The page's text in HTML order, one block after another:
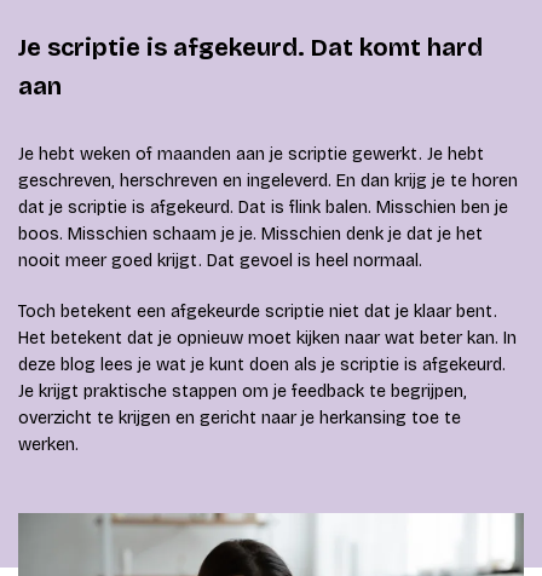
Je scriptie is afgekeurd. Dat komt hard
aan
Je hebt weken of maanden aan je scriptie gewerkt. Je hebt
geschreven, herschreven en ingeleverd. En dan krijg je te horen
dat je scriptie is afgekeurd. Dat is flink balen. Misschien ben je
boos. Misschien schaam je je. Misschien denk je dat je het
nooit meer goed krijgt. Dat gevoel is heel normaal.
Toch betekent een afgekeurde scriptie niet dat je klaar bent.
Het betekent dat je opnieuw moet kijken naar wat beter kan. In
deze blog lees je wat je kunt doen als je scriptie is afgekeurd.
Je krijgt praktische stappen om je feedback te begrijpen,
overzicht te krijgen en gericht naar je herkansing toe te
werken.